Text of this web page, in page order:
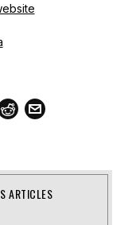
ARTICLES